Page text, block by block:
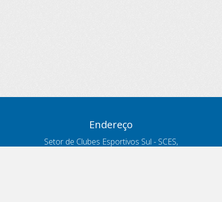
Endereço
Setor de Clubes Esportivos Sul - SCES,